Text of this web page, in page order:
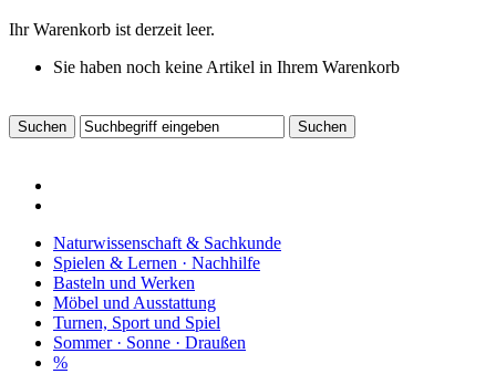
Ihr Warenkorb ist derzeit leer.
Sie haben noch keine Artikel in Ihrem Warenkorb
Naturwissenschaft & Sachkunde
Spielen & Lernen · Nachhilfe
Basteln und Werken
Möbel und Ausstattung
Turnen, Sport und Spiel
Sommer · Sonne · Draußen
%